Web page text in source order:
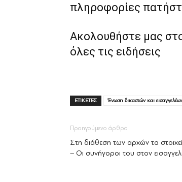
πληροφορίες
Ακολουθήστε μας
όλες τις ειδήσεις
ΕΤΙΚΕΤΕΣ Ένωση δικαστών και
Προηγούμενο άρθρο
Στη διάθεση των αρχών τα
– Οι συνήγοροι του στον